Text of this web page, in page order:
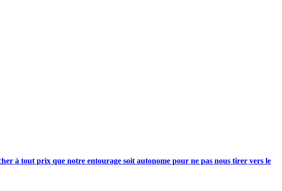
à tout prix que notre entourage soit autonome pour ne pas nous tirer vers le